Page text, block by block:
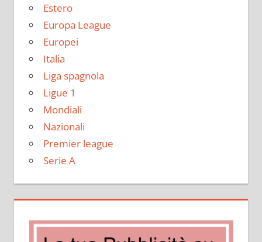
Estero
Europa League
Europei
Italia
Liga spagnola
Ligue 1
Mondiali
Nazionali
Premier league
Serie A